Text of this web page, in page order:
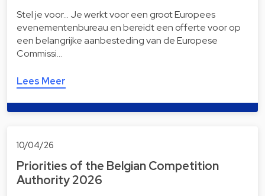
Stel je voor… Je werkt voor een groot Europees
evenementenbureau en bereidt een offerte voor op
een belangrijke aanbesteding van de Europese
Commissi…
Lees Meer
10/04/26
Priorities of the Belgian Competition
Authority 2026